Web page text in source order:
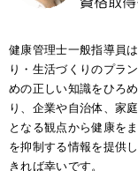
健康管理士一般指導員
り・生活づくりのプラ
めの正しい知識をひろ
り、企業や自治体、家
となる観点から健康を
を抑制する情報を提供
きれば幸いです。